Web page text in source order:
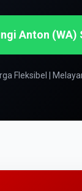
Anton (WA)
Fleksibel |